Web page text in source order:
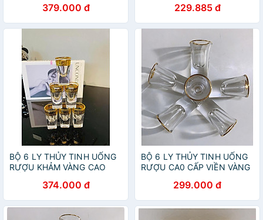
379.000 đ 229.885 đ
BỘ 6 LY THỦY TINH UỐNG
RƯỢU KHẢM VÀNG CAO
374.000 đ
BỘ 6 LY THỦY TINH UỐNG
RƯỢU CA0 CẤP VIỀN VÀNG
299.000 đ